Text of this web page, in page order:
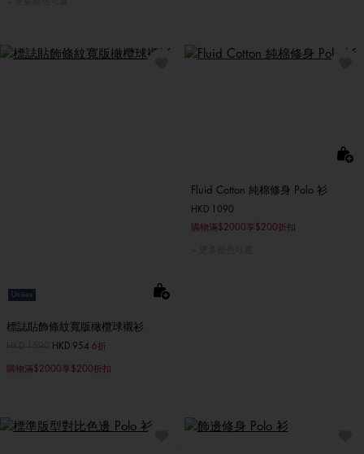
Unisex
標誌貼飾條紋寬版橄欖球襯衫
至HKD 954 6折
購物滿$2000享$200折扣
Fluid Cotton 純棉修身 Polo 衫
HKD 1090
購物滿$2000享$200折扣